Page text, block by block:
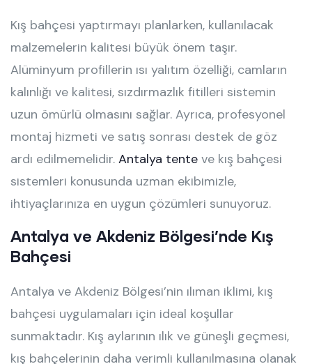
Kış bahçesi yaptırmayı planlarken, kullanılacak
malzemelerin kalitesi büyük önem taşır.
Alüminyum profillerin ısı yalıtım özelliği, camların
kalınlığı ve kalitesi, sızdırmazlık fitilleri sistemin
uzun ömürlü olmasını sağlar. Ayrıca, profesyonel
montaj hizmeti ve satış sonrası destek de göz
ardı edilmemelidir. Antalya tente ve kış bahçesi
sistemleri konusunda uzman ekibimizle,
ihtiyaçlarınıza en uygun çözümleri sunuyoruz.
Antalya ve Akdeniz Bölgesi’nde Kış
Bahçesi
Antalya ve Akdeniz Bölgesi’nin ılıman iklimi, kış
bahçesi uygulamaları için ideal koşullar
sunmaktadır. Kış aylarının ılık ve güneşli geçmesi,
kış bahçelerinin daha verimli kullanılmasına olanak